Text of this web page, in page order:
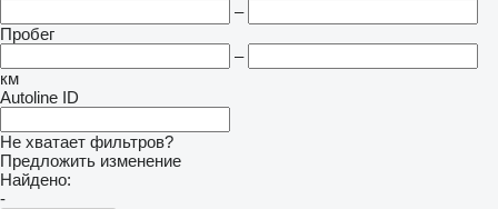
–
Пробег
–
км
Autoline ID
Не хватает фильтров?
Предложить изменение
Найдено:
-